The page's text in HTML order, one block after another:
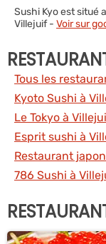
Sushi Kyo est situé
Villejuif - Voir sur
Tous les
Kyoto Sushi à
Le Tokyo à
Esprit sushi à
Restaurant
786 Sushi à